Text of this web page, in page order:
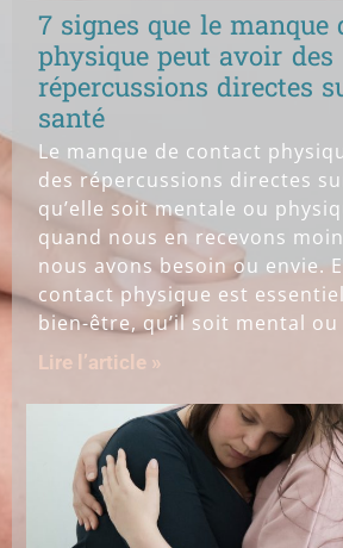
7 signes que le manque
physique peut avoir des
répercussions directes
santé
Le manque de contact
des répercussions directes
qu’elle soit mentale ou
quand nous en recevons
nous avons besoin ou envie.
contact physique est
bien-être, qu’il soit mental ou
Lire l’article »